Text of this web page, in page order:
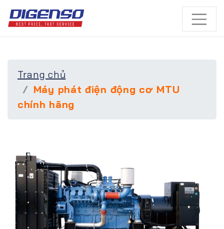
Trang chủ
Máy phát điện động cơ MTU
chính hãng